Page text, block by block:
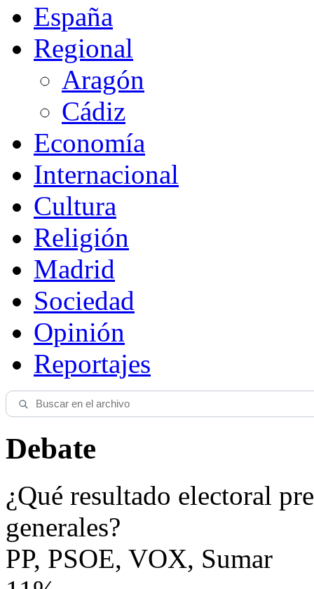
España
Regional
Aragón
Cádiz
Economía
Internacional
Cultura
Religión
Madrid
Sociedad
Opinión
Reportajes
Debate
¿Qué resultado electoral
generales?
PP, PSOE, VOX, Sumar